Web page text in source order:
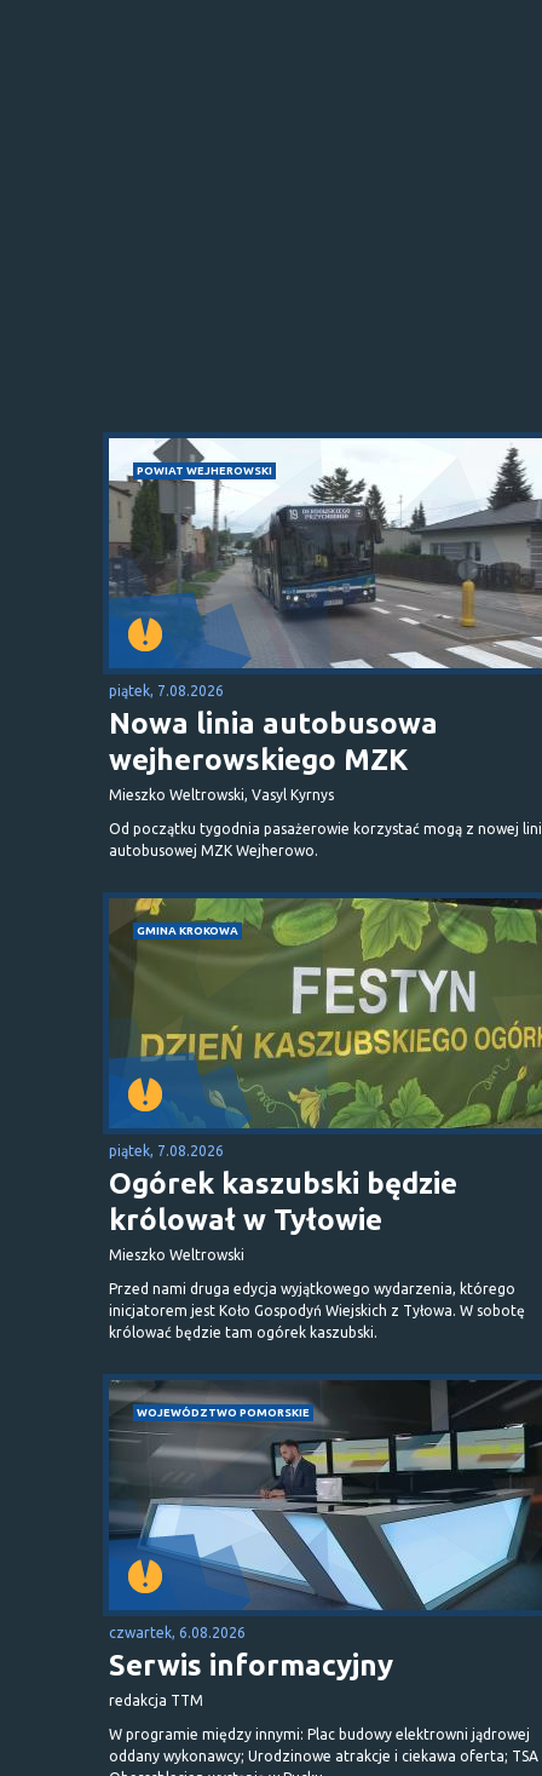
POWIAT WEJHEROWSKI
piątek, 7.08.2026
Nowa linia autobusowa
wejherowskiego MZK
Mieszko Weltrowski, Vasyl Kyrnys
Od początku tygodnia pasażerowie korzystać mogą z nowej
autobusowej MZK Wejherowo.
GMINA KROKOWA
piątek, 7.08.2026
Ogórek kaszubski będzie
królował w Tyłowie
Mieszko Weltrowski
Przed nami druga edycja wyjątkowego wydarzenia, którego
inicjatorem jest Koło Gospodyń Wiejskich z Tyłowa. W sobotę
królować będzie tam ogórek kaszubski.
WOJEWÓDZTWO POMORSKIE
czwartek, 6.08.2026
Serwis informacyjny
redakcja TTM
W programie między innymi: Plac budowy elektrowni jądrowej
oddany wykonawcy; Urodzinowe atrakcje i ciekawa oferta; TSA